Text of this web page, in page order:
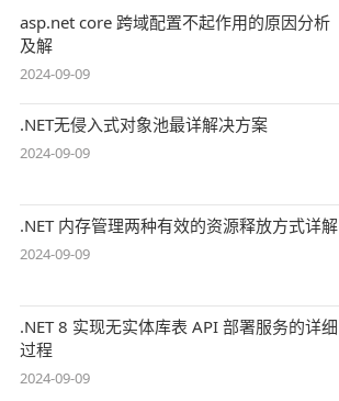
asp.net core 跨域配置不起作用的原因分析
及解
2024-09-09
.NET无侵入式对象池最详解决方案
2024-09-09
.NET 内存管理两种有效的资源释放方式详解
2024-09-09
.NET 8 实现无实体库表 API 部署服务的详细
过程
2024-09-09